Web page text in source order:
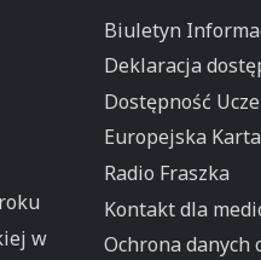
w
Biuletyn
Deklaracja
Dostępność
Europejska
Radio Fraszka
Kontakt dla
Ochrona danych